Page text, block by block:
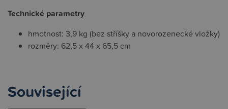
Technické parametry
hmotnost: 3,9 kg (bez stříšky a novorozenecké vložky)
rozměry: 62,5 x 44 x 65,5 cm
Související